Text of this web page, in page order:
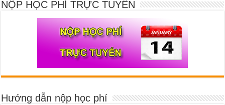
NỘP HỌC PHÍ TRỰC TUYẾN
Hướng dẫn nộp học phí